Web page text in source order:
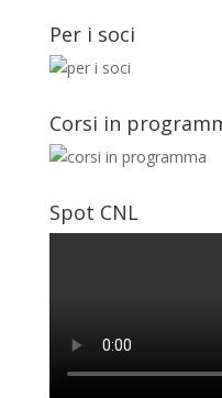
Per i soci
Corsi in
Spot CNL